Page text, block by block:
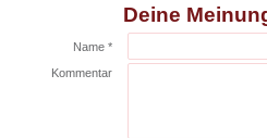
Deine
Name *
Kommentar